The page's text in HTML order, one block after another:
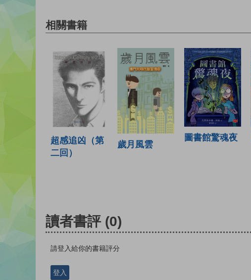
相關書籍
超感追凶（第
二回）
歲月風雲
圖書館驚魂夜
讀者書評 (0)
請登入給你的書籍評分
登入